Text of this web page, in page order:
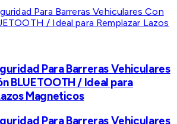
Para Barreras Vehiculares
BLUETOOTH / Ideal para
Magneticos
Para Barreras Vehiculares